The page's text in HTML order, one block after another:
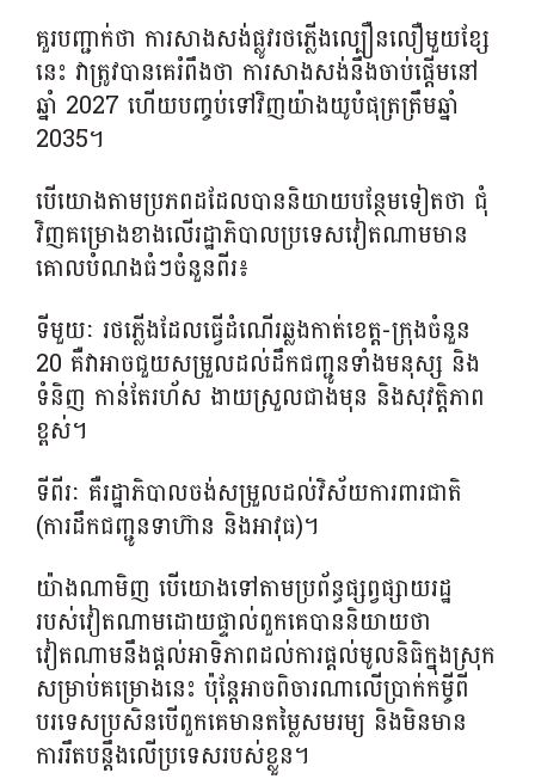
គួរបញ្ជាក់ថា ការសាងសង់ផ្លូវរថភ្លើងល្បឿនលឿមួយខ្សែ
នេះ វាត្រូវបានគេរំពឹងថា ការសាងសង់នឹងចាប់ផ្តើមនៅ
ឆ្នាំ 2027 ហើយបញ្ចប់ទៅវិញយ៉ាងយូបំផុត្រត្រឹមឆ្នាំ
2035។
បើយោងតាមប្រភពដដែលបាននិយាយបន្ថែមទៀតថា ជុំ
វិញគម្រោងខាងលើរដ្ឋាភិបាលប្រទេសវៀតណាមមាន
គោលបំណងធំៗចំនួនពីរ៖
ទីមួយៈ រថភ្លើងដែលធ្វើដំណើរឆ្លងកាត់ខេត្ត-ក្រុងចំនួន
20 គឺវាអាចជួយសម្រួលដល់ដឹកជញ្ជូនទាំងមនុស្ស និង
ទំនិញ កាន់តែរហ័ស ងាយស្រួលជាងមុន និងសុវត្តិភាព
ខ្ពស់។
ទីពីរៈ គឺរដ្ឋាភិបាលចង់សម្រួលដល់វិស័យការពារជាតិ
(ការដឹកជញ្ជូនទាហ៊ាន និងអាវុធ)។
យ៉ាងណាមិញ បើយោងទៅតាមប្រព័ន្ធផ្សព្វផ្សាយរដ្ឋ
របស់វៀតណាមដោយផ្ទាល់ពួកគេបាននិយាយថា
វៀតណាមនឹងផ្តល់អាទិភាពដល់ការផ្តល់មូលនិធិក្នុងស្រុក
សម្រាប់គម្រោងនេះ ប៉ុន្តែអាចពិចារណាលើប្រាក់កម្ចីពី
បរទេសប្រសិនបើពួកគេមានតម្លៃសមរម្យ និងមិនមាន
ការរឹតបន្តឹងលើប្រទេសរបស់ខ្លួន។